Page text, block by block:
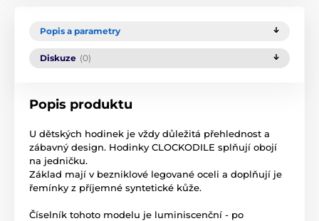
Popis a parametry
Diskuze (0)
Popis produktu
U dětských hodinek je vždy důležitá přehlednost a
zábavný design. Hodinky CLOCKODILE splňují obojí
na jedničku.
Základ mají v bezniklové legované oceli a doplňují je
řemínky z příjemné syntetické kůže.
Číselník tohoto modelu je luminiscenční - po